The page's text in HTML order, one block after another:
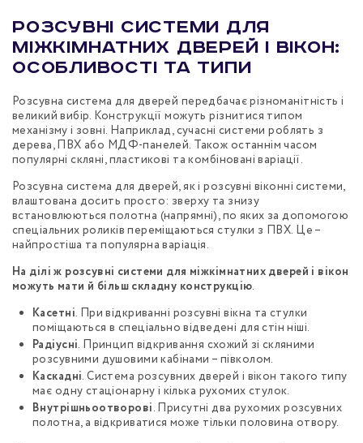
Розсувні системи для
міжкімнатних дверей і вікон:
особливості та типи
Розсувна система для дверей передбачає різноманітність і
великий вибір. Конструкції можуть різнитися типом
механізму і зовні. Наприклад, сучасні системи роблять з
дерева, ПВХ або МДФ-панелей. Також останнім часом
популярні скляні, пластикові та комбіновані варіації.
Розсувна система для дверей, як і розсувні віконні системи,
влаштована досить просто: зверху та знизу
встановлюються полотна (напрямні), по яких за допомогою
спеціальних роликів переміщаються стулки з ПВХ. Це –
найпростіша та популярна варіація.
На ділі ж розсувні системи для міжкімнатних дверей і вікон
можуть мати й більш складну конструкцію.
Касетні. При відкриванні розсувні вікна та стулки
поміщаються в спеціально відведені для стін ніші.
Радіусні. Принцип відкривання схожий зі скляними
розсувними душовими кабінами – півколом.
Каскадні. Система розсувних дверей і вікон такого типу
має одну стаціонарну і кілька рухомих стулок.
Внутрішньоотворові. Присутні два рухомих розсувних
полотна, а відкриватися може тільки половина отвору.